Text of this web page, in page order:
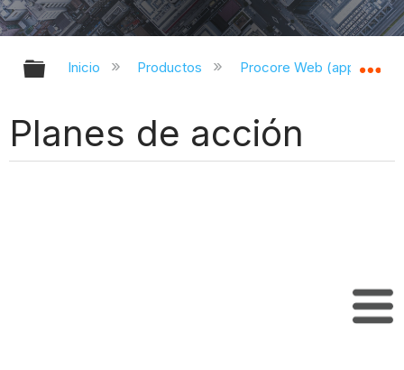
Expandir/contraer jerarquía global
Inicio Productos Procore Web
Planes de acción